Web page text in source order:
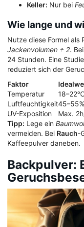
Keller: Nur bei
Wie lange und
Nutze diese Formel als
Jackenvolumen ÷ 2.
24 Stunden. Eine
reduziert sich der
Faktor
Temperatur
Luftfeuchtigkeit45–55%
UV-Exposition
Max.
Tipp: Lege ein
vermeiden. Bei Rauch-
Kaffeepulver daneben.
Backpulver: